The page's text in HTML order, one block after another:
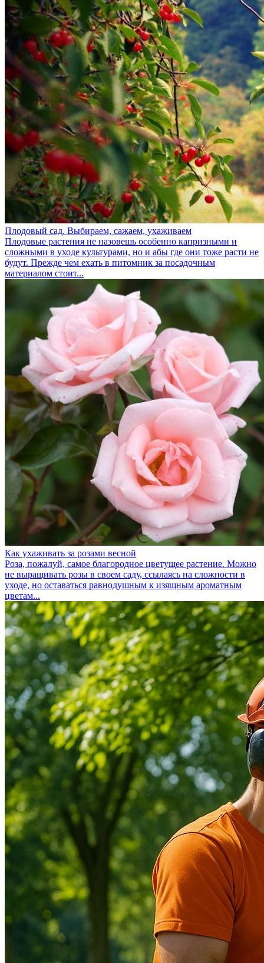
Плодовый сад. Выбираем, сажаем, ухаживаем
Плодовые растения не назовешь особенно капризными и
сложными в уходе культурами, но и абы где они тоже расти не
будут. Прежде чем ехать в питомник за посадочным
материалом стоит...
Как ухаживать за розами весной
Роза, пожалуй, самое благородное цветущее растение. Можно
не выращивать розы в своем саду, ссылаясь на сложности в
уходе, но оставаться равнодушным к изящным ароматным
цветам...